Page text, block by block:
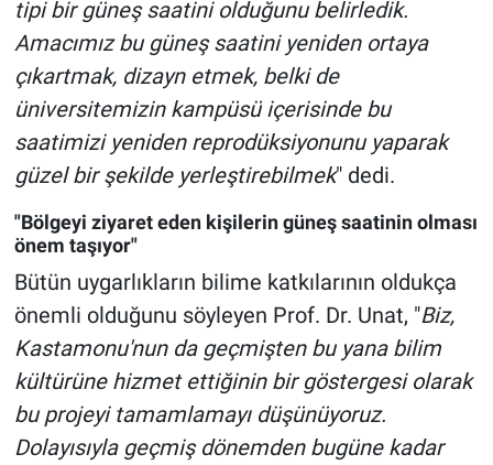
tipi bir güneş saatini olduğunu belirledik.
Amacımız bu güneş saatini yeniden ortaya
çıkartmak, dizayn etmek, belki de
üniversitemizin kampüsü içerisinde bu
saatimizi yeniden reprodüksiyonunu yaparak
güzel bir şekilde yerleştirebilmek" dedi.
"Bölgeyi ziyaret eden kişilerin güneş saatinin olması
önem taşıyor"
Bütün uygarlıkların bilime katkılarının oldukça
önemli olduğunu söyleyen Prof. Dr. Unat, "Biz,
Kastamonu'nun da geçmişten bu yana bilim
kültürüne hizmet ettiğinin bir göstergesi olarak
bu projeyi tamamlamayı düşünüyoruz.
Dolayısıyla geçmiş dönemden bugüne kadar